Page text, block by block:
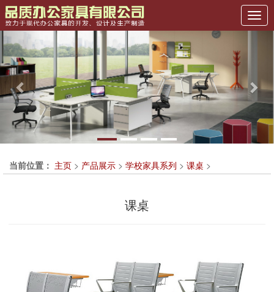
Previous
当前位置： 主页 > 产品展示 > 学校家具系列 > 课桌 >
课桌